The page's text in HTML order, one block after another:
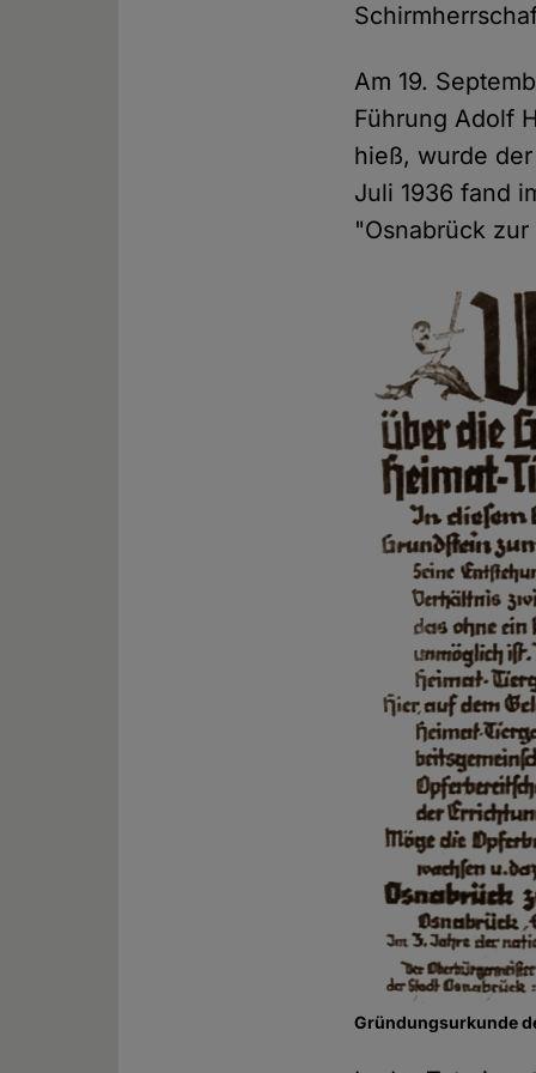
Am 19.
Führung Adolf
hieß, wurde
Juli 1936 fand
"Osnabrück
Gründungsurkunde